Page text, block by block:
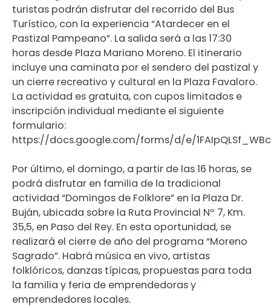
turistas podrán disfrutar del recorrido del Bus
Turístico, con la experiencia “Atardecer en el
Pastizal Pampeano”. La salida será a las 17:30
horas desde Plaza Mariano Moreno. El itinerario
incluye una caminata por el sendero del pastizal y
un cierre recreativo y cultural en la Plaza Favaloro.
La actividad es gratuita, con cupos limitados e
inscripción individual mediante el siguiente
formulario:
https://docs.google.com/forms/d/e/
Por último, el domingo, a partir de las 16 horas, se
podrá disfrutar en familia de la tradicional
actividad “Domingos de Folklore” en la Plaza Dr.
Buján, ubicada sobre la Ruta Provincial Nº 7, Km.
35,5, en Paso del Rey. En esta oportunidad, se
realizará el cierre de año del programa “Moreno
Sagrado”. Habrá música en vivo, artistas
folklóricos, danzas típicas, propuestas para toda
la familia y feria de emprendedoras y
emprendedores locales.